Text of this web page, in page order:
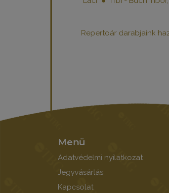
Repertoár darabjaink
Menü
Adatvédelmi nyilatkozat
Jegyvásárlás
Kapcsolat